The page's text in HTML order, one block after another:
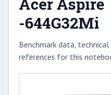
-644G32Mi
Benchmark data,
references for this